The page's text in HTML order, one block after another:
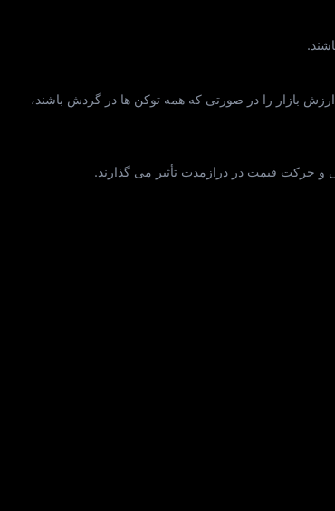
بازار را در صورتی که همه توکن‌ ها در گردش باشند،
حرکت قیمت در درازمدت تأثیر می‌ گذارند.